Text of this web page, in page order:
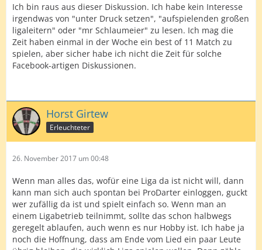
Ich bin raus aus dieser Diskussion. Ich habe kein Interesse
irgendwas von "unter Druck setzen", "aufspielenden großen
ligaleitern" oder "mr Schlaumeier" zu lesen. Ich mag die
Zeit haben einmal in der Woche ein best of 11 Match zu
spielen, aber sicher habe ich nicht die Zeit für solche
Facebook-artigen Diskussionen.
Horst Girtew
Erleuchteter
26. November 2017 um 00:48
Wenn man alles das, wofür eine Liga da ist nicht will, dann
kann man sich auch spontan bei ProDarter einloggen, guckt
wer zufällig da ist und spielt einfach so. Wenn man an
einem Ligabetrieb teilnimmt, sollte das schon halbwegs
geregelt ablaufen, auch wenn es nur Hobby ist. Ich habe ja
noch die Hoffnung, dass am Ende vom Lied ein paar Leute